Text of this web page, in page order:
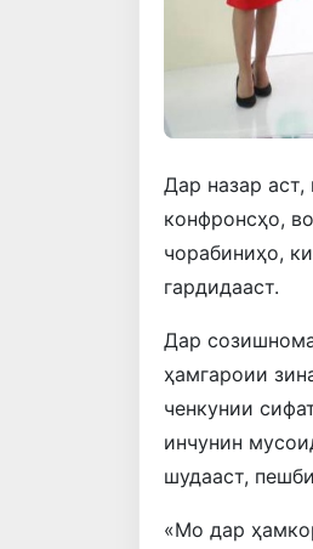
Дар назар
конфронсҳо,
чорабиниҳо,
гардидааст.
Дар
ҳамгароии
ченкунии
инчунин
шудааст,
«Мо дар